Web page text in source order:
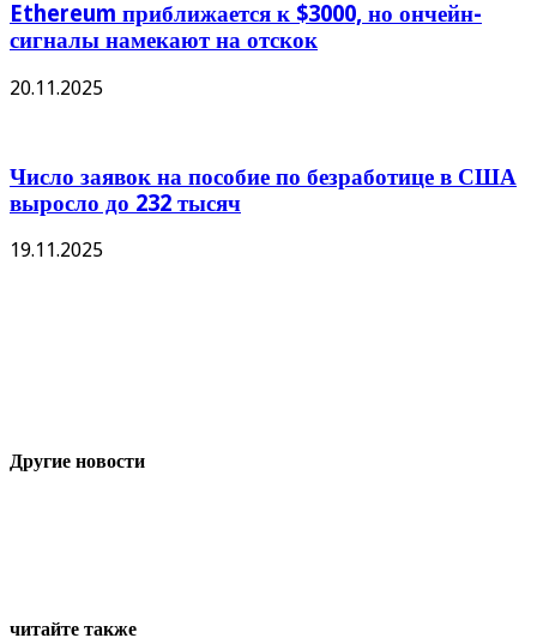
Ethereum приближается к $3000, но ончейн-
сигналы намекают на отскок
20.11.2025
Число заявок на пособие по безработице в США
выросло до 232 тысяч
19.11.2025
Другие новости
читайте также